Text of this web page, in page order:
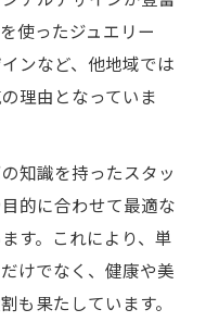
使ったジュエリー
ンなど、他地域では
理由となっていま
知識を持ったスタッ
的に合わせて最適な
す。これにより、単
けでなく、健康や美
も果たしています。